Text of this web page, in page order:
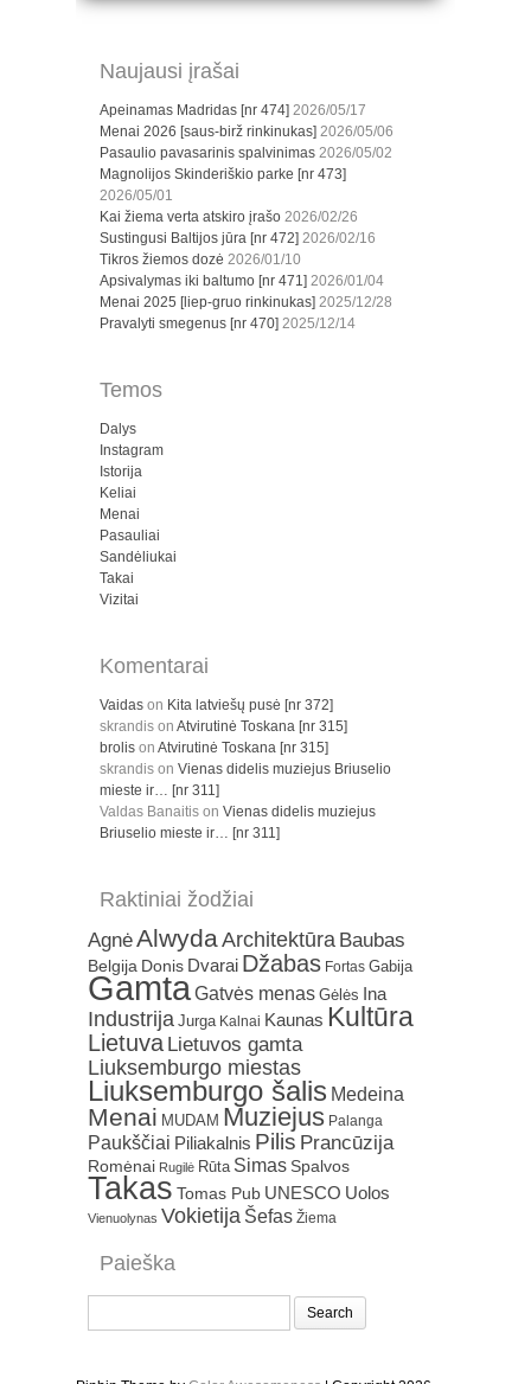
Naujausi įrašai
Apeinamas Madridas [nr 474] 2026/05/17
Menai 2026 [saus-birž rinkinukas] 2026/05/06
Pasaulio pavasarinis spalvinimas 2026/05/02
Magnolijos Skinderiškio parke [nr 473]
2026/05/01
Kai žiema verta atskiro įrašo 2026/02/26
Sustingusi Baltijos jūra [nr 472] 2026/02/16
Tikros žiemos dozė 2026/01/10
Apsivalymas iki baltumo [nr 471] 2026/01/04
Menai 2025 [liep-gruo rinkinukas] 2025/12/28
Pravalyti smegenus [nr 470] 2025/12/14
Temos
Dalys
Instagram
Istorija
Keliai
Menai
Pasauliai
Sandėliukai
Takai
Vizitai
Komentarai
Vaidas on Kita latviešų pusė [nr 372]
skrandis on Atvirutinė Toskana [nr 315]
brolis on Atvirutinė Toskana [nr 315]
skrandis on Vienas didelis muziejus Briuselio
mieste ir… [nr 311]
Valdas Banaitis on Vienas didelis muziejus
Briuselio mieste ir… [nr 311]
Raktiniai žodžiai
AgnėAlwydaArchitektūra Baubas
Belgija Donis Dvarai Džabas Fortas Gabija
GamtaGatvės menas Gėlės Ina
Industrija Jurga Kalnai Kaunas Kultūra
Lietuva Lietuvos gamta
Liuksemburgo miestas
Liuksemburgo šalis Medeina
Menai MUDAM Muziejus Palanga
Paukščiai Piliakalnis Pilis Prancūzija
Romėnai Rugilė Rūta Simas Spalvos
Takas Tomas Pub UNESCO Uolos
Vienuolynas Vokietija Šefas Žiema
Paieška
Search